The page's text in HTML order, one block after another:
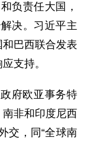
负责任大国，
决。习近平主
和巴西联合发表
支持。
府欧亚事务特
非和印度尼西
交，同“全球南